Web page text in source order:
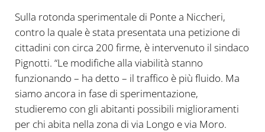
Sulla rotonda sperimentale di Ponte a Niccheri,
contro la quale è stata presentata una petizione di
cittadini con circa 200 firme, è intervenuto il sindaco
Pignotti. “Le modifiche alla viabilità stanno
funzionando – ha detto – il traffico è più fluido. Ma
siamo ancora in fase di sperimentazione,
studieremo con gli abitanti possibili miglioramenti
per chi abita nella zona di via Longo e via Moro.